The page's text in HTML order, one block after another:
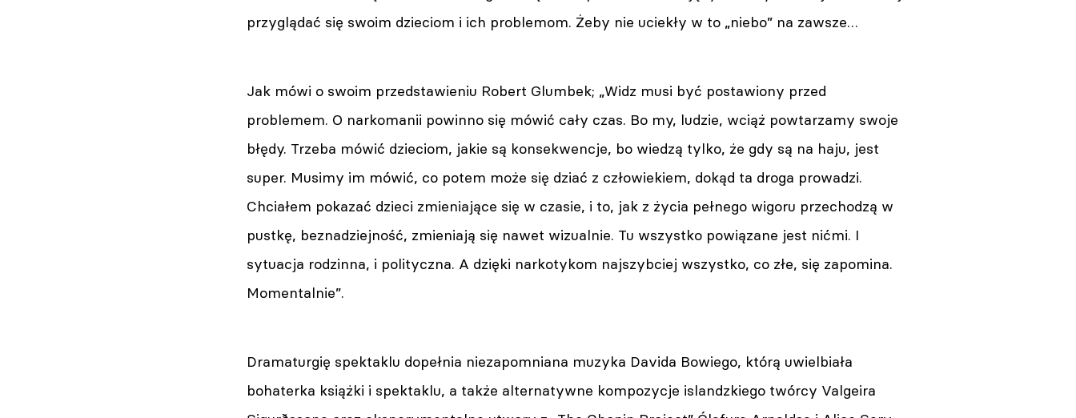
przyglądać się swoim dzieciom i ich problemom. Żeby nie uciekły w to „niebo” na zawsze…
Jak mówi o swoim przedstawieniu Robert Glumbek; „Widz musi być postawiony przed
problemem. O narkomanii powinno się mówić cały czas. Bo my, ludzie, wciąż powtarzamy swoje
błędy. Trzeba mówić dzieciom, jakie są konsekwencje, bo wiedzą tylko, że gdy są na haju, jest
super. Musimy im mówić, co potem może się dziać z człowiekiem, dokąd ta droga prowadzi.
Chciałem pokazać dzieci zmieniające się w czasie, i to, jak z życia pełnego wigoru przechodzą w
pustkę, beznadziejność, zmieniają się nawet wizualnie. Tu wszystko powiązane jest nićmi. I
sytuacja rodzinna, i polityczna. A dzięki narkotykom najszybciej wszystko, co złe, się zapomina.
Momentalnie”.
Dramaturgię spektaklu dopełnia niezapomniana muzyka Davida Bowiego, którą uwielbiała
bohaterka książki i spektaklu, a także alternatywne kompozycje islandzkiego twórcy Valgeira